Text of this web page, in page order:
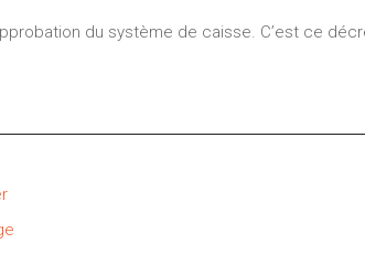
du système de caisse. C’est ce